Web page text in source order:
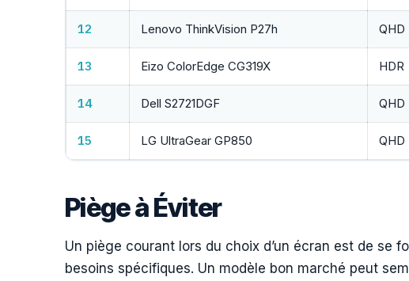
12 Lenovo ThinkVision P27h QHD
13 Eizo ColorEdge CG319X HDR
14 Dell S2721DGF QHD
15 LG UltraGear GP850 QHD
Piège à Éviter
Un piège courant lors du choix d’un écran est de se
besoins spécifiques. Un modèle bon marché peut